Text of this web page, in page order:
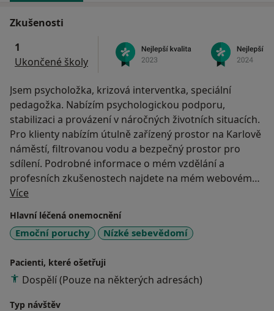
Zkušenosti
1
Ukončené školy
Jsem psycholožka, krizová interventka, speciální
pedagožka. Nabízím psychologickou podporu,
stabilizaci a provázení v náročných životních situacích.
Pro klienty nabízím útulně zařízený prostor na Karlově
náměstí, filtrovanou vodu a bezpečný prostor pro
sdílení. Podrobné informace o mém vzdělání a
profesních zkušenostech najdete na mém webovém
portfoliu www.teaterapie.cz, kde si prosím pročtěte i
možná v hotovosti nebo přes QR kód. Pro úplnost
dodávám, že nejsem součástí projektů pojišťoven,
Více
Hlavní léčená onemocnění
Emoční poruchy Nízké sebevědomí
Pacienti, které ošetřuji
Dospělí (Pouze na některých adresách)
Typ návštěv